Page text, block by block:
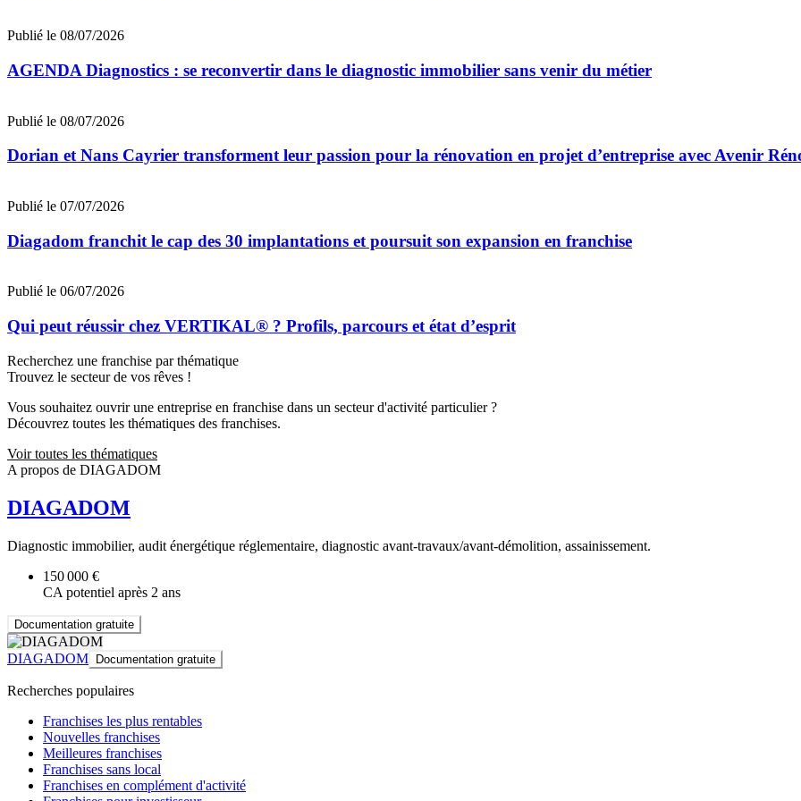
Publié le 08/07/2026
AGENDA Diagnostics : se reconvertir dans le diagnostic immobilier sans venir du métier
Publié le 08/07/2026
Dorian et Nans Cayrier transforment leur passion pour la rénovation en projet d’entreprise avec Avenir
Publié le 07/07/2026
Diagadom franchit le cap des 30 implantations et poursuit son expansion en franchise
Publié le 06/07/2026
Qui peut réussir chez VERTIKAL® ? Profils, parcours et état d’esprit
Recherchez une franchise par thématique
Trouvez le secteur de vos rêves !
Vous souhaitez ouvrir une entreprise en franchise dans un secteur d'activité particulier ?
Découvrez toutes les thématiques des franchises.
Voir toutes les thématiques
A propos de DIAGADOM
DIAGADOM
Diagnostic immobilier, audit énergétique réglementaire, diagnostic avant-travaux/avant-démolition, assainissement.
150 000 €
CA potentiel après 2 ans
Documentation gratuite
DIAGADOM Documentation gratuite
Recherches populaires
Franchises les plus rentables
Nouvelles franchises
Meilleures franchises
Franchises sans local
Franchises en complément d'activité